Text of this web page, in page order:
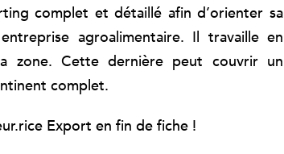
complet et détaillé afin d’orienter sa
agroalimentaire. Il travaille en
zone. Cette dernière peut couvrir un
complet.
Export en fin de fiche !